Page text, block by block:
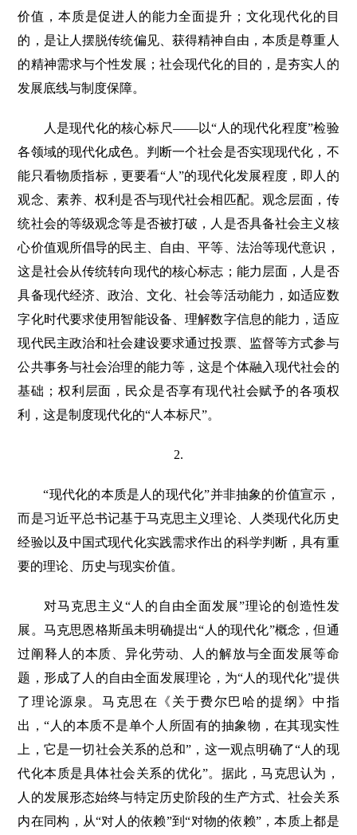
价值，本质是促进人的能力全面提升；文化现代化的目
的，是让人摆脱传统偏见、获得精神自由，本质是尊重人
的精神需求与个性发展；社会现代化的目的，是夯实人的
发展底线与制度保障。
人是现代化的核心标尺——以“人的现代化程度”检验
各领域的现代化成色。判断一个社会是否实现现代化，不
能只看物质指标，更要看“人”的现代化发展程度，即人的
观念、素养、权利是否与现代社会相匹配。观念层面，传
统社会的等级观念等是否被打破，人是否具备社会主义核
心价值观所倡导的民主、自由、平等、法治等现代意识，
这是社会从传统转向现代的核心标志；能力层面，人是否
具备现代经济、政治、文化、社会等活动能力，如适应数
字化时代要求使用智能设备、理解数字信息的能力，适应
现代民主政治和社会建设要求通过投票、监督等方式参与
公共事务与社会治理的能力等，这是个体融入现代社会的
基础；权利层面，民众是否享有现代社会赋予的各项权
利，这是制度现代化的“人本标尺”。
2.
“现代化的本质是人的现代化”并非抽象的价值宣示，
而是习近平总书记基于马克思主义理论、人类现代化历史
经验以及中国式现代化实践需求作出的科学判断，具有重
要的理论、历史与现实价值。
对马克思主义“人的自由全面发展”理论的创造性发
展。马克思恩格斯虽未明确提出“人的现代化”概念，但通
过阐释人的本质、异化劳动、人的解放与全面发展等命
题，形成了人的自由全面发展理论，为“人的现代化”提供
了理论源泉。马克思在《关于费尔巴哈的提纲》中指
出，“人的本质不是单个人所固有的抽象物，在其现实性
上，它是一切社会关系的总和”，这一观点明确了“人的现
代化本质是具体社会关系的优化”。据此，马克思认为，
人的发展形态始终与特定历史阶段的生产方式、社会关系
内在同构，从“对人的依赖”到“对物的依赖”，本质上都是